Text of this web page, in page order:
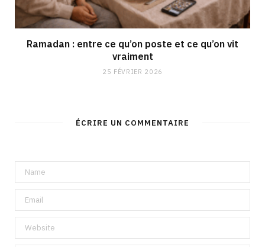
Ramadan : entre ce qu’on poste et ce qu’on vit
vraiment
25 FÉVRIER 2026
ÉCRIRE UN COMMENTAIRE